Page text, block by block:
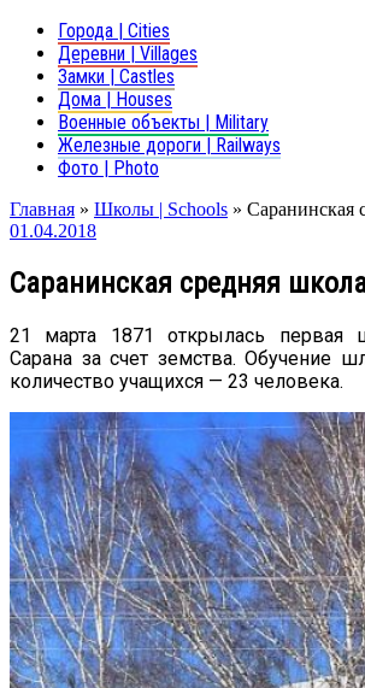
Города | Cities
Деревни | Villages
Замки | Castles
Дома | Houses
Военные объекты | Military
Железные дороги | Railways
Фото | Photo
Главная » Школы | Schools » Саранинская
01.04.2018
Саранинская средняя
21 марта 1871 открылась первая
Сарана за счет земства. Обучение
количество учащихся — 23 человека.